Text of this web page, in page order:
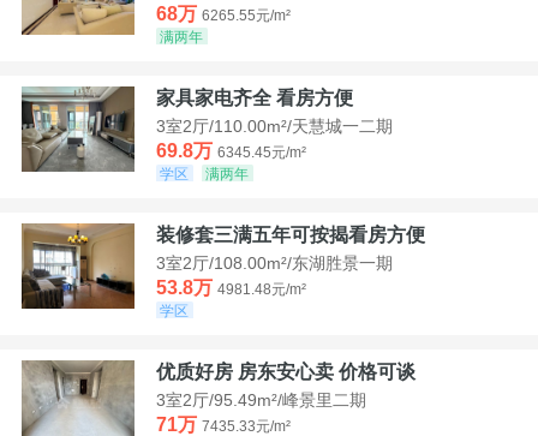
68万 6265.55元/m²
满两年
家具家电齐全 看房方便
3室2厅/110.00m²/天慧城一二期
69.8万 6345.45元/m²
学区
满两年
装修套三满五年可按揭看房方便
3室2厅/108.00m²/东湖胜景一期
53.8万 4981.48元/m²
学区
优质好房 房东安心卖 价格可谈
3室2厅/95.49m²/峰景里二期
71万 7435.33元/m²